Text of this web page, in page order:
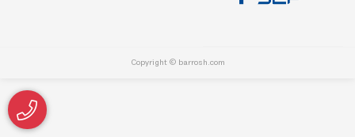
Copyright © barrosh.com